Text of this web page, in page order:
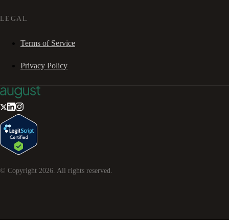
LEGAL
Terms of Service
Privacy Policy
© Copyright 2026 . All rights reserved.